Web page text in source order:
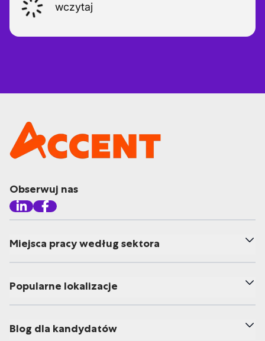
wczytaj
Obserwuj nas
Miejsca pracy według sektora
Popularne lokalizacje
Blog dla kandydatów